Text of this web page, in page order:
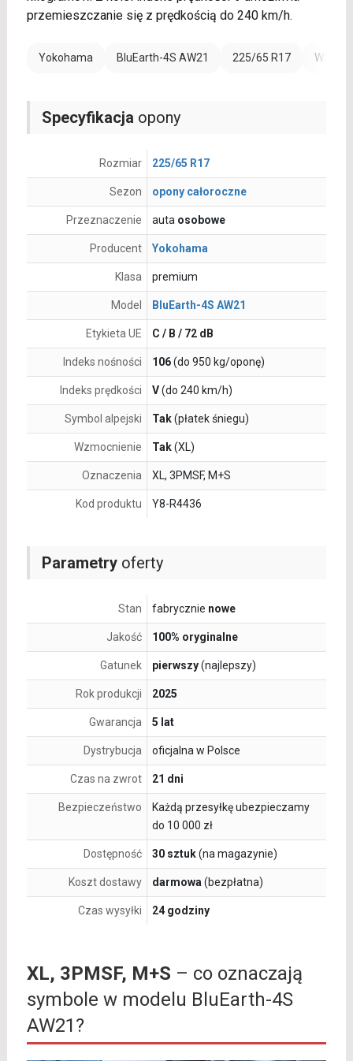
przemieszczanie się z prędkością do 240 km/h.
Yokohama BluEarth-4S AW21 225/65 R17
Parametryoferty
Stan fabrycznie nowe
Jakość 100% oryginalne
Gatunek pierwszy(najlepszy)
Rok produkcji 2025
Gwarancja 5 lat
Dystrybucja oficjalna w Polsce
Czas na zwrot 21 dni
Bezpieczeństwo
Każdą przesyłkę ubezpieczamy
do 10 000 zł
Dostępność 30 sztuk(na magazynie)
Koszt dostawy darmowa (bezpłatna)
Czas wysyłki 24 godziny
Specyfikacja opony
Rozmiar 225/65 R17
Sezon opony całoroczne
Przeznaczenie auta osobowe
Producent Yokohama
Klasa premium
Model BluEarth-4S AW21
Etykieta UE C / B / 72 dB
Indeks nośności 106(do 950 kg/oponę)
Indeks prędkości V(do 240 km/h)
Symbol alpejski Tak(płatek śniegu)
Wzmocnienie Tak(XL)
Oznaczenia XL, 3PMSF, M+S
Kod produktu Y8-R4436
XL, 3PMSF, M+S – co oznaczają
symbole w modelu BluEarth-4S
AW21?